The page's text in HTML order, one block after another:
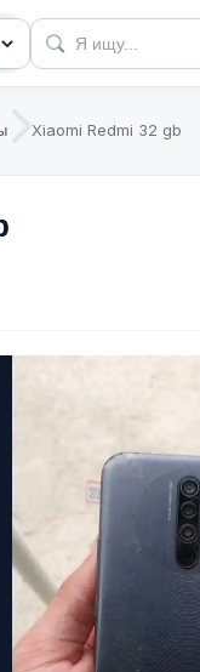
Xiaomi Redmi 32 gb